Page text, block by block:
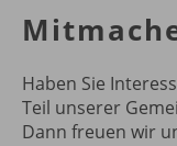
Haben Sie
Teil unserer
Dann freuen wir